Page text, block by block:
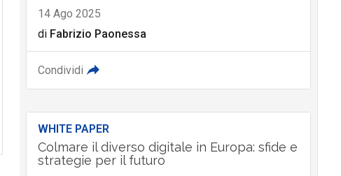
14 Ago 2025
di Fabrizio Paonessa
Condividi
WHITE PAPER
Colmare il diverso digitale in Europa: sfide e
strategie per il futuro